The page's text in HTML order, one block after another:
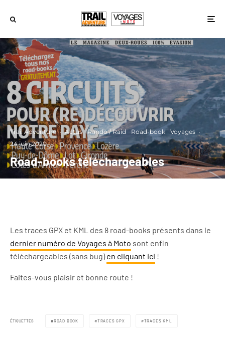
Trail Adventure · Actus Rando / Raid Road-book Voyages ·
24 juin 2020
Road-books téléchargeables
Les traces GPX et KML des 8 road-books présents dans le
dernier numéro de Voyages à Moto sont enfin
téléchargeables (sans bug)en cliquant ici !
Faites-vous plaisir et bonne route !
ÉTIQUETTES ROAD BOOK TRACES GPX TRACES KML